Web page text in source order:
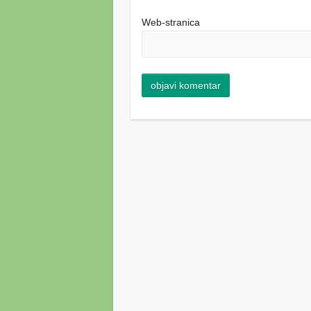
Web-stranica